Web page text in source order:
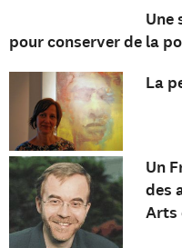
Une
pour conserver de la
La
Un
des
Arts